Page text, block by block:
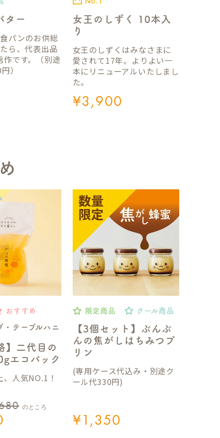
ター
パンのお供総
ら、代表出品
作です。（別途
）
女王のしずく 10本入
り
女王のしずくはみなさまに
愛されて17年。よりよい一
本にリニューアルいたしまし
た。
¥3,900
おすすめ
・テーブルハニ
】二代目の
エコパック
人気NO.1！
のところ
限定商品 クール商品
【3個セット】ぶんぶ
んの焦がしはちみつプ
リン
(専用ケース代込み・別途ク
ール代330円)
¥1,350